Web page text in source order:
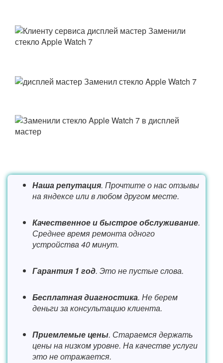
Наша репутация. Прочтите о нас отзывы
на яндексе или в любом другом месте.
Качественное и быстрое обслуживание.
Среднее время ремонта одного
устройства 40 минут.
Гарантия 1 год. Это не пустые слова.
Бесплатная диагностика. Не берем
деньги за консультацию клиента.
Приемлемые цены. Стараемся держать
цены на низком уровне. На качестве услуги
это не отражается.